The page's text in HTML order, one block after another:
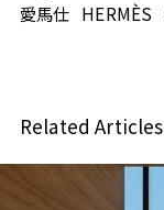
愛馬仕 HERMÈS
Related Articles